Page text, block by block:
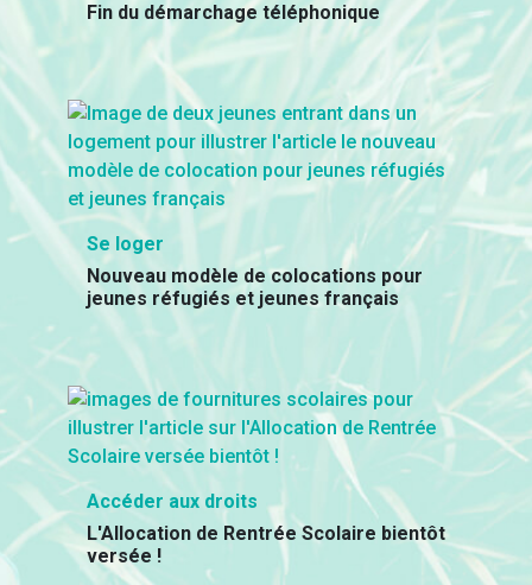
Fin du démarchage téléphonique
Se loger
Nouveau modèle de colocations pour
jeunes réfugiés et jeunes français
Accéder aux droits
L'Allocation de Rentrée Scolaire bientôt
versée !